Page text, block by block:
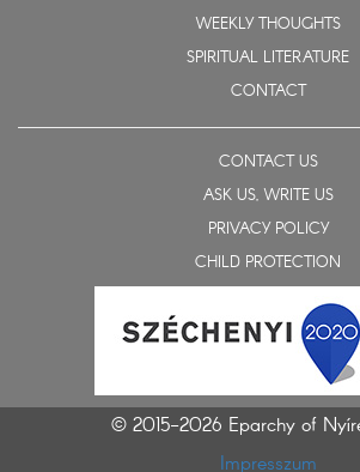
WEEKLY THOUGHTS
SPIRITUAL LITERATURE
CONTACT
CONTACT US
ASK US, WRITE US
PRIVACY POLICY
CHILD PROTECTION
© 2015-2026 Eparchy of
Impresszum